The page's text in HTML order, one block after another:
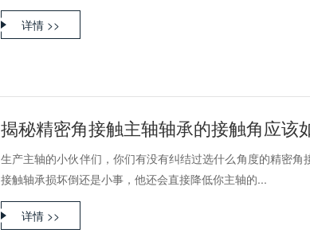
详情 >>
揭秘精密角接触主轴轴承的接触角应该
生产主轴的小伙伴们，你们有没有纠结过选什么角度的精密角
接触轴承损坏倒还是小事，他还会直接降低你主轴的...
详情 >>